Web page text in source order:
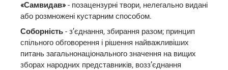
«Самвидав» - позацензурні твори, нелегально видані
або розмножені кустарним способом.
Соборність - з’єднання, збирання разом; принцип
спільного обговорення і рішення найважливіших
питань загальнонаціонального значення на вищих
зборах народних представників, возз’єднання